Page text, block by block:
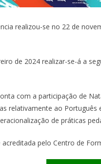
realizou-se no 22 de
de 2024 realizar-se-á a
com a participação de
relativamente ao
de práticas
pelo Centro de